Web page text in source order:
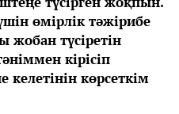
өмірлік тәжірибе
жобан түсіретін
кірісіп
көрсеткім